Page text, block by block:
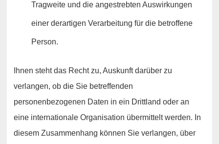
Tragweite und die angestrebten Auswirkungen
einer derartigen Verarbeitung für die betroffene
Person.
Ihnen steht das Recht zu, Auskunft darüber zu
verlangen, ob die Sie betreffenden
personenbezogenen Daten in ein Drittland oder an
eine internationale Organisation übermittelt werden. In
diesem Zusammenhang können Sie verlangen, über